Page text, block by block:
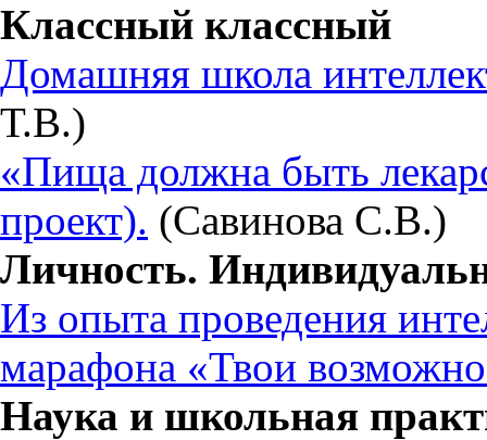
Классный классный
Домашняя школа
Т.В.)
«Пища должна быть
проект). (Савинова С.В.)
Личность.
Из опыта проведения
марафона «Твои
Наука и школьная